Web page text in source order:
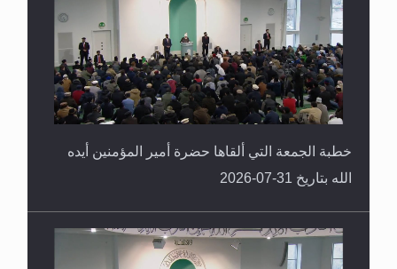
العكس
خطبة الجمعة التي ألقاها حضرة أمير المؤمنين أيده
الله بتاريخ 31-07-2026